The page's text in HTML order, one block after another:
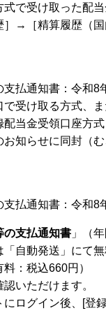
式で受け取った配
→［精算履歴（国
支払通知書：令和8
で受け取る方式、
配当金受領口座方
知らせに同封（
支払通知書：令和8
の支払通知書 」（
自動発送」にて
：税込660円）
いただけます。
にログイン後、[登